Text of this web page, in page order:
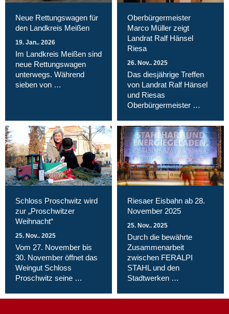
Neue Rettungswagen für
den Landkreis Meißen
19. Jan.. 2026
Im Landkreis Meißen sind
neue Rettungswagen
unterwegs. Während
sieben von …
Oberbürgermeister
Marco Müller zeigt
Landrat Ralf Hänsel
Riesa
26. Nov.. 2025
Das diesjährige Treffen
von Landrat Ralf Hänsel
und Riesas
Oberbürgermeister …
Schloss Proschwitz wird
zur „Proschwitzer
Weihnacht“
25. Nov.. 2025
Vom 27. November bis
30. November öffnet das
Weingut Schloss
Proschwitz seine …
Riesaer Eisbahn ab 28.
November 2025
25. Nov.. 2025
Durch die bewährte
Zusammenarbeit
zwischen FERALPI
STAHL und den
Stadtwerken …